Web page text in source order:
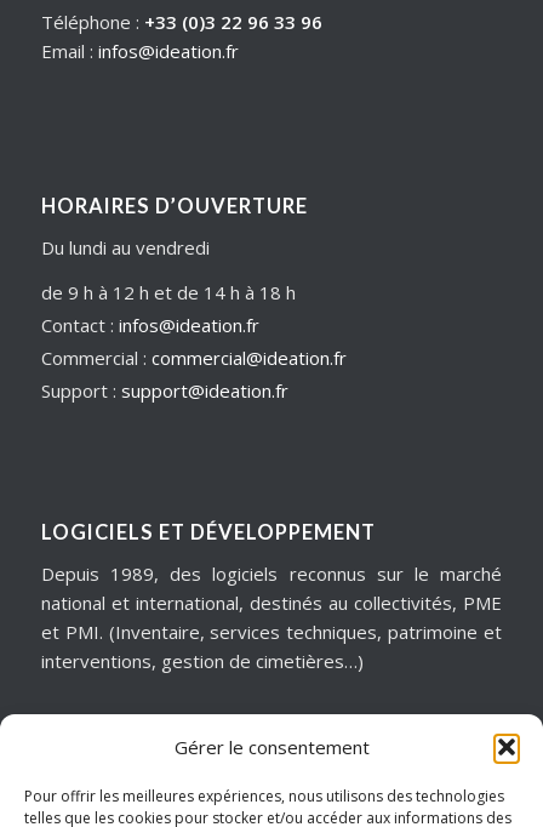
Gérer le consentement
Pour offrir les meilleures expériences, nous utilisons des technologies
telles que les cookies pour stocker et/ou accéder aux informations des
Téléphone : +33 (0)3 22 96 33 96
Email : infos@ideation.fr
HORAIRES D’OUVERTURE
Du lundi au vendredi
de 9 h à 12 h et de 14 h à 18 h
Contact : infos@ideation.fr
Commercial : commercial@ideation.fr
Support : support@ideation.fr
LOGICIELS ET DÉVELOPPEMENT
Depuis 1989, des logiciels reconnus sur le marché
national et international, destinés au collectivités, PME
et PMI. (Inventaire, services techniques, patrimoine et
interventions, gestion de cimetières…)
MATÉRIELS & ASSISTANCE
Installation, dépannage, assistance informatique,